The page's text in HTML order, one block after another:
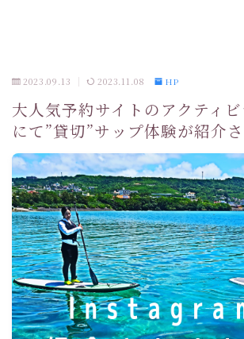
2023.09.13 2023.11.08 HP
大人気予約サイトのアクティ
にて”貸切”サップ体験が紹介